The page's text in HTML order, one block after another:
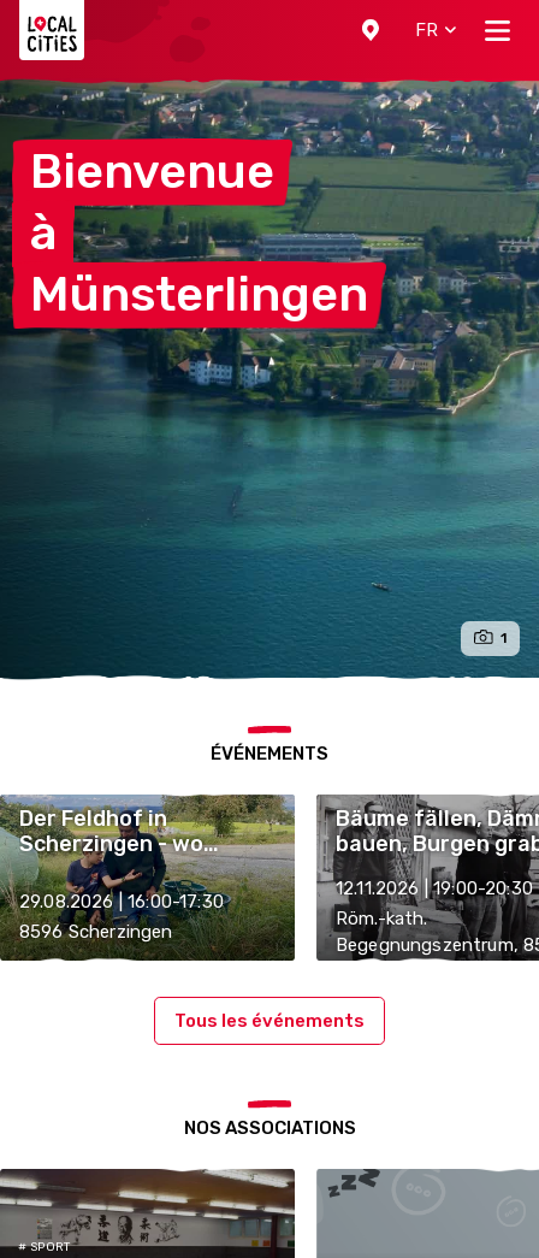
FR
Bienvenue
à
Münsterlingen
1
ÉVÉNEMENTS
Der Feldhof in
Scherzingen - wo
wachsen Gemüse und
Früchte?
29.08.2026 | 16:00-17:30
8596 Scherzingen
Bäume fällen,
bauen, Burgen
60 Jahre Biber im
Thurgau
12.11.2026 | 19:00-20:30
Röm.-kath.
Begegnungszentrum,
Tous les événements
NOS ASSOCIATIONS
# SPORT